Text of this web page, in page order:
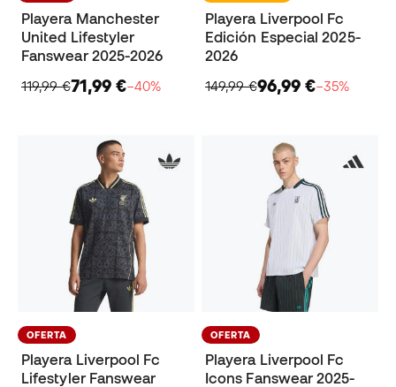
Playera Manchester
United Lifestyler
Fanswear 2025-2026
119,99 €71,99 €−40%
Playera Liverpool Fc
Edición Especial 2025-
2026
149,99 €96,99 €−35%
OFERTA
Playera Liverpool Fc
Lifestyler Fanswear
OFERTA
Playera Liverpool Fc
Icons Fanswear 2025-